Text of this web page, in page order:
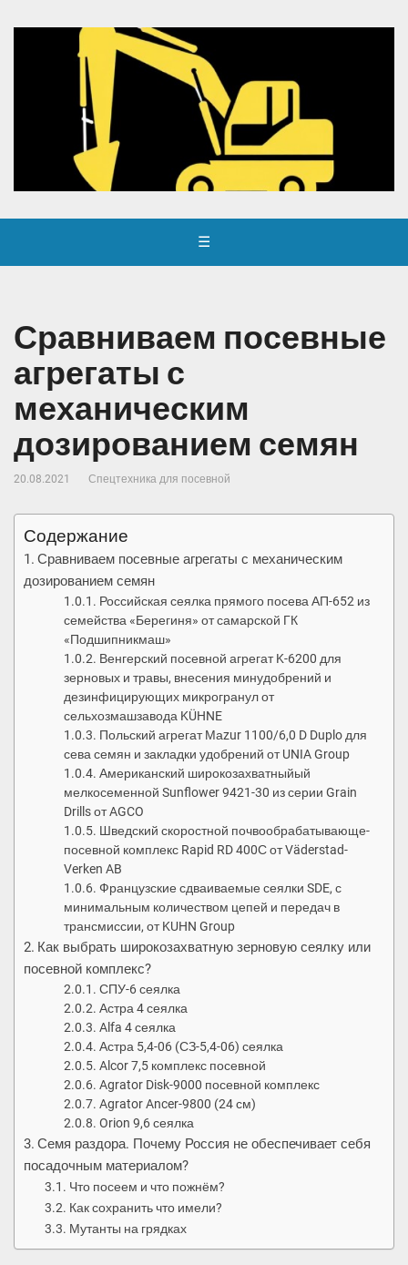
☰
Сравниваем посевные
агрегаты с
механическим
дозированием семян
20.08.2021 Спецтехника для посевной
Содержание
Сравниваем посевные агрегаты с механическим
дозированием семян
Российская сеялка прямого посева АП-652 из
семейства «Берегиня» от самарской ГК
«Подшипникмаш»
Венгерский посевной агрегат K-6200 для
зерновых и травы, внесения минудобрений и
дезинфицирующих микрогранул от
сельхозмашзавода KÜHNE
Польский агрегат Маzur 1100/6,0 D Duplo для
сева семян и закладки удобрений от UNIA Group
Американский широкозахватныйый
мелкосеменной Sunflower 9421-30 из серии Grain
Drills от AGCO
Шведский скоростной почвообрабатывающе-
посевной комплекс Rapid RD 400С от Väderstad-
Verken AB
Французские сдваиваемые сеялки SDE, с
минимальным количеством цепей и передач в
трансмиссии, от KUHN Group
Как выбрать широкозахватную зерновую сеялку или
посевной комплекс?
СПУ-6 сеялка
Астра 4 сеялка
Alfa 4 сеялка
Астра 5,4-06 (СЗ-5,4-06) сеялка
Alcor 7,5 комплекс посевной
Agrator Disk-9000 посевной комплекс
Agrator Ancer-9800 (24 см)
Orion 9,6 сеялка
Семя раздора. Почему Россия не обеспечивает себя
посадочным материалом?
Что посеем и что пожнём?
Как сохранить что имели?
Мутанты на грядках